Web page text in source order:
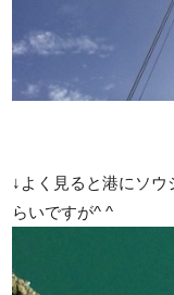
↓よく見ると港にソ
らいですが^ ^